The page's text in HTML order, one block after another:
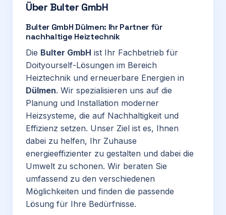
Über Bulter GmbH
Bulter GmbH Dülmen: Ihr Partner für
nachhaltige Heiztechnik
Die Bulter GmbH ist Ihr Fachbetrieb für
Doityourself-Lösungen im Bereich
Heiztechnik und erneuerbare Energien in
Dülmen. Wir spezialisieren uns auf die
Planung und Installation moderner
Heizsysteme, die auf Nachhaltigkeit und
Effizienz setzen. Unser Ziel ist es, Ihnen
dabei zu helfen, Ihr Zuhause
energieeffizienter zu gestalten und dabei die
Umwelt zu schonen. Wir beraten Sie
umfassend zu den verschiedenen
Möglichkeiten und finden die passende
Lösung für Ihre Bedürfnisse.